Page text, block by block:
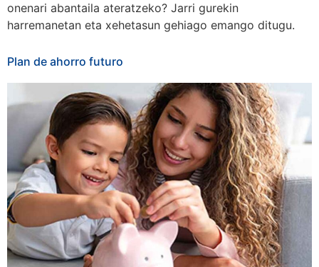
onenari abantaila ateratzeko? Jarri gurekin
harremanetan eta xehetasun gehiago emango ditugu.
Plan de ahorro futuro